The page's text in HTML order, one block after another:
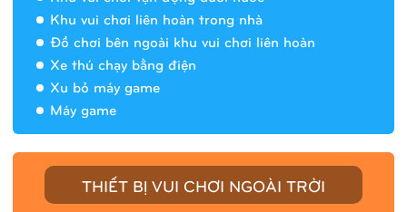
Khu vui chơi liên hoàn trong nhà
Đồ chơi bên ngoài khu vui chơi liên hoàn
Xe thú chạy bằng điện
Xu bỏ máy game
Máy game
THIẾT BỊ VUI CHƠI NGOÀI TRỜI